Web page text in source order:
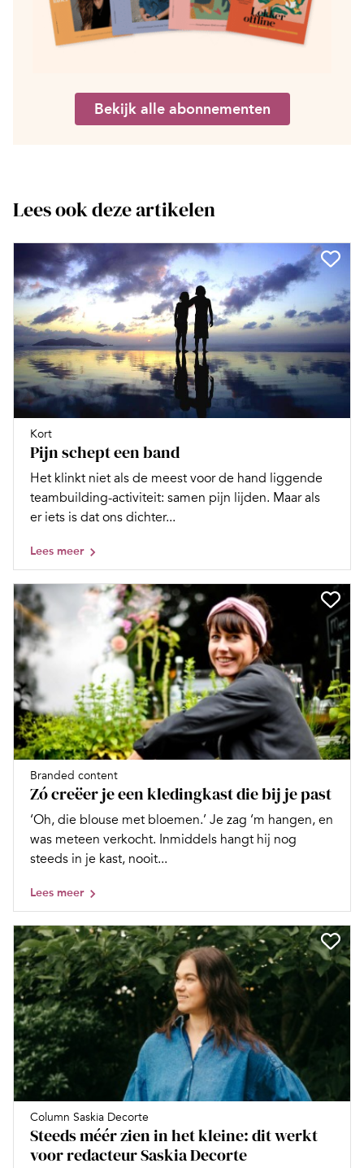
Bekijk alle abonnementen
Lees ook deze artikelen
Kort
Pijn schept een band
Het klinkt niet als de meest voor de hand liggende
teambuilding-activiteit: samen pijn lijden. Maar als
er iets is dat ons dichter...
Lees meer
Branded content
Zó creëer je een kledingkast die bij je past
‘Oh, die blouse met bloemen.’ Je zag ‘m hangen, en
was meteen verkocht. Inmiddels hangt hij nog
steeds in je kast, nooit...
Lees meer
Column Saskia Decorte
Steeds méér zien in het kleine: dit werkt
voor redacteur Saskia Decorte